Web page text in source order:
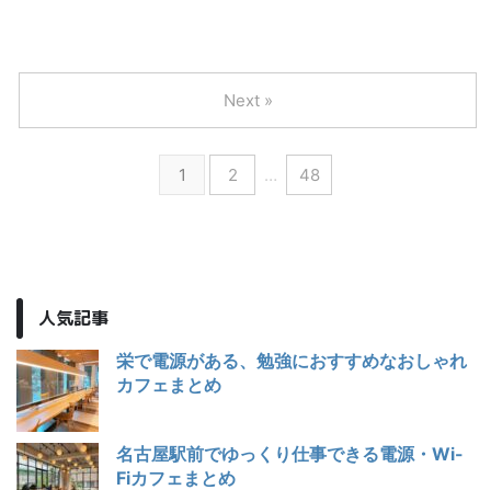
1 2 … 48
Next »
人気記事
栄で電源がある、勉強におすすめなおしゃれ
カフェまとめ
名古屋駅前でゆっくり仕事できる電源・Wi-
Fiカフェまとめ